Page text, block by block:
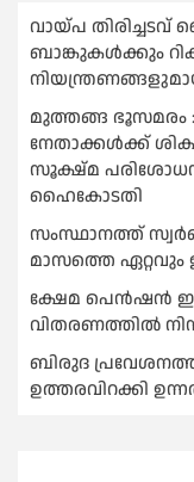
വായ്പ
ബാങ്കുകള്‍ക്കും
മുത്തങ്ങ ഭൂസമരം
നേതാക്കള്‍ക്ക്
സൂക്ഷ്മ
ഹൈകോടതി
സംസ്ഥാനത്ത്
മാസത്തെ ഏറ്റവും
ക്ഷേമ പെൻഷൻ
വിതരണത്തില്‍
ബിരുദ
ഉത്തരവിറക്കി